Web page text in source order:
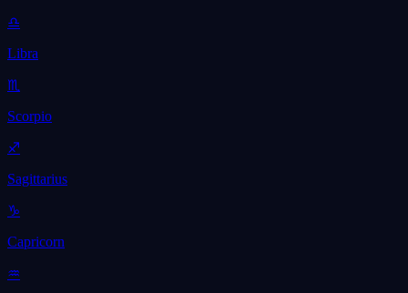
♎
Libra
♏
Scorpio
♐
Sagittarius
♑
Capricorn
♒